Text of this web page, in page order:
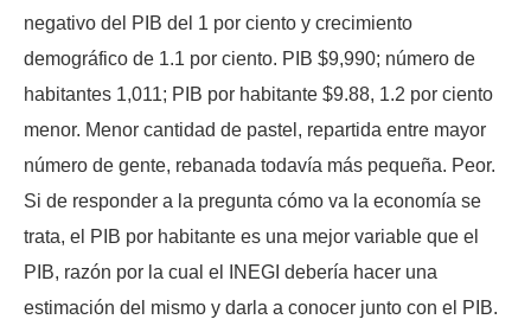
negativo del PIB del 1 por ciento y crecimiento
demográfico de 1.1 por ciento. PIB $9,990; número de
habitantes 1,011; PIB por habitante $9.88, 1.2 por ciento
menor. Menor cantidad de pastel, repartida entre mayor
número de gente, rebanada todavía más pequeña. Peor.
Si de responder a la pregunta cómo va la economía se
trata, el PIB por habitante es una mejor variable que el
PIB, razón por la cual el INEGI debería hacer una
estimación del mismo y darla a conocer junto con el PIB.